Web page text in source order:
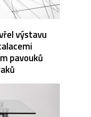
výstavu
pavouků